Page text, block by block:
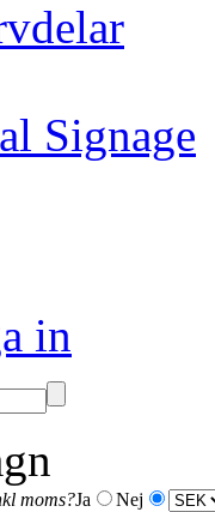
Signage
in
moms?Ja Nej